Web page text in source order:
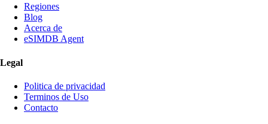
Regiones
Blog
Acerca de
eSIMDB Agent
Legal
Politica de privacidad
Terminos de Uso
Contacto